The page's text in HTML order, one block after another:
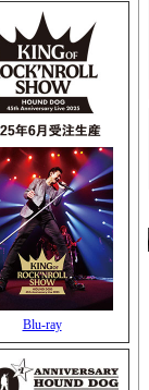
Blu-ray